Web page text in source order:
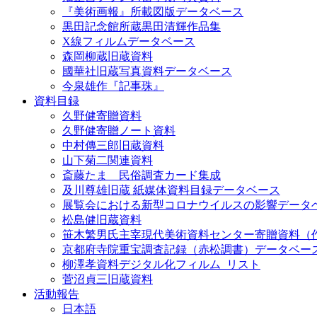
『美術画報』所載図版データベース
黒田記念館所蔵黒田清輝作品集
X線フィルムデータベース
森岡柳蔵旧蔵資料
國華社旧蔵写真資料データベース
今泉雄作『記事珠』
資料目録
久野健寄贈資料
久野健寄贈ノート資料
中村傳三郎旧蔵資料
山下菊二関連資料
斎藤たま 民俗調査カード集成
及川尊雄旧蔵 紙媒体資料目録データベース
展覧会における新型コロナウイルスの影響データ
松島健旧蔵資料
笹木繁男氏主宰現代美術資料センター寄贈資料（
京都府寺院重宝調査記録（赤松調書）データベー
柳澤孝資料デジタル化フィルム_リスト
菅沼貞三旧蔵資料
活動報告
日本語